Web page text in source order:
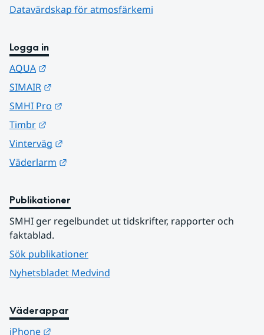
Datavärdskap för atmosfärkemi
Logga in
AQUA
SIMAIR
SMHI Pro
Timbr
Vinterväg
Väderlarm
Publikationer
SMHI ger regelbundet ut tidskrifter, rapporter och
faktablad.
Sök publikationer
Nyhetsbladet Medvind
Väderappar
iPhone